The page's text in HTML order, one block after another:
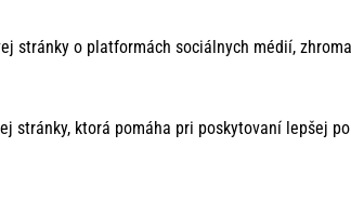
stránky o platformách sociálnych médií,
stránky, ktorá pomáha pri poskytovaní lepšej